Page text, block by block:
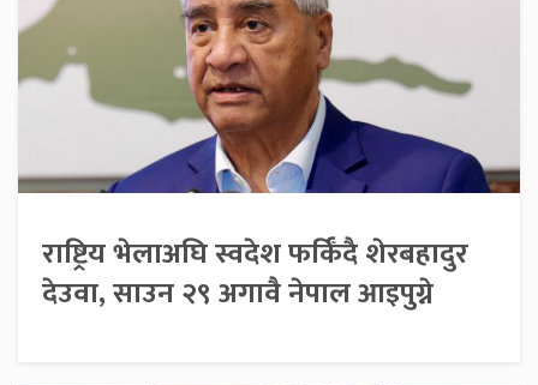
राष्ट्रिय भेलाअघि स्वदेश फर्किँदै शेरबहादुर
देउवा, साउन २९ अगावै नेपाल आइपुग्ने